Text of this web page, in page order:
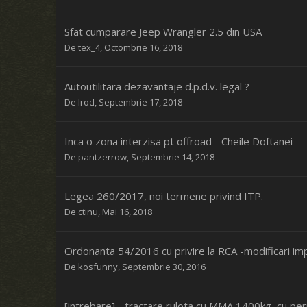
Sfat cumparare Jeep Wrangler 2.5 din USA
Detex_4, Octombrie 16, 2018
Autoutilitara dezavantaje d.p.d.v. legal ?
De Irod, Septembrie 17, 2018
Inca o zona interzisa pt offroad - Cheile Doftanei
De pantzerrow, Septembrie 14, 2018
Legea 260/2017, noi termene privind ITP.
De ctinu, Mai 16, 2018
Ordonanta 54/2016 cu privire la RCA -modificari
De kosfunny, Septembrie 30, 2016